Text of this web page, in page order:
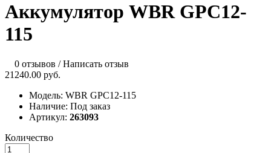
Аккумулятор WBR GPC12-
115
0 отзывов /Написать отзыв
21240.00 руб.
Модель: WBR GPC12-115
Наличие: Под заказ
Артикул: 263093
Количество